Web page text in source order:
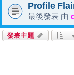
Profile
最後發表 由
發表主題